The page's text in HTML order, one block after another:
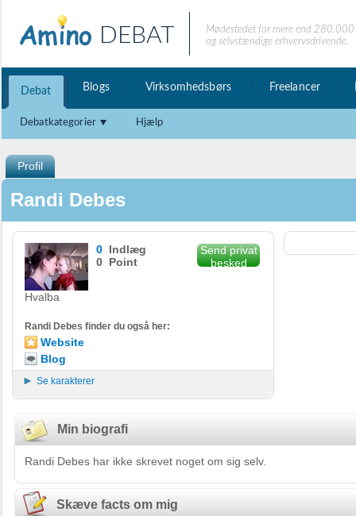
DEBAT
Mødestedet for mere end
og selvstændige erhvervsdrivende.
Debat Blogs Virksomhedsbørs Freelancer
Debatkategorier Hjælp
Profil
Randi Debes
Hvalba
0 Indlæg
0 Point
Send privat
besked
Randi Debes finder du også her:
Website
Blog
Se karakterer
Min biografi
Randi Debes har ikke skrevet noget om sig selv.
Skæve facts om mig